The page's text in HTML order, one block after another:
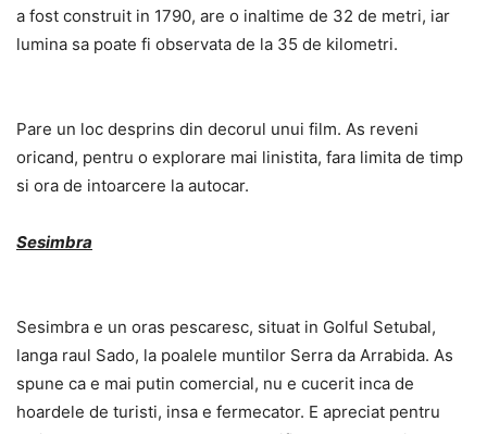
a fost construit in 1790, are o inaltime de 32 de metri, iar
lumina sa poate fi observata de la 35 de kilometri.
Pare un loc desprins din decorul unui film. As reveni
oricand, pentru o explorare mai linistita, fara limita de timp
si ora de intoarcere la autocar.
Sesimbra
Sesimbra e un oras pescaresc, situat in Golful Setubal,
langa raul Sado, la poalele muntilor Serra da Arrabida. As
spune ca e mai putin comercial, nu e cucerit inca de
hoardele de turisti, insa e fermecator. E apreciat pentru